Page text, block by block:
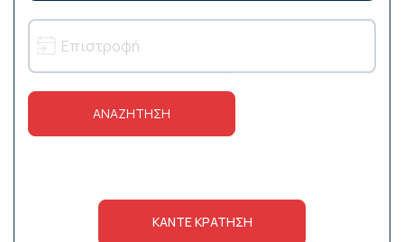
ΑΝΑΖΗΤΗΣΗ
ΚΆΝΤΕ ΚΡΆΤΗΣΗ